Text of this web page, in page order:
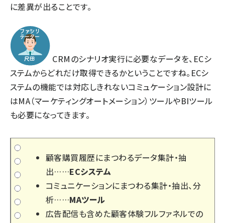
に差異が出ることです。
CRMのシナリオ実行に必要なデータを、ECシ
ステムからどれだけ取得できるかということですね。ECシ
ステムの機能では対応しきれないコミュケーション設計に
はMA（マーケティングオートメーション）ツールやBIツール
も必要になってきます。
顧客購買履歴にまつわるデータ集計・抽
出……ECシステム
コミュニケーションにまつわる集計・抽出、分
析……MAツール
広告配信も含めた顧客体験フルファネルでの